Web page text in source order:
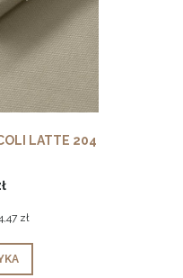
LATTE 204
zł